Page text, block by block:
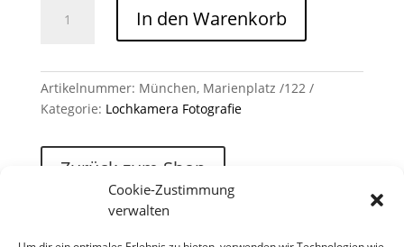
Cookie-Zustimmung
verwalten
In den Warenkorb
Artikelnummer: München, Marienplatz /122
Kategorie: Lochkamera Fotografie
Zurück zum Shop